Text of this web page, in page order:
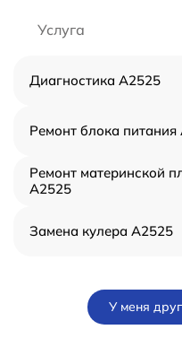
Услуга
Диагностика А2525
Ремонт блока
Ремонт материнской
А2525
Замена кулера А2525
У меня